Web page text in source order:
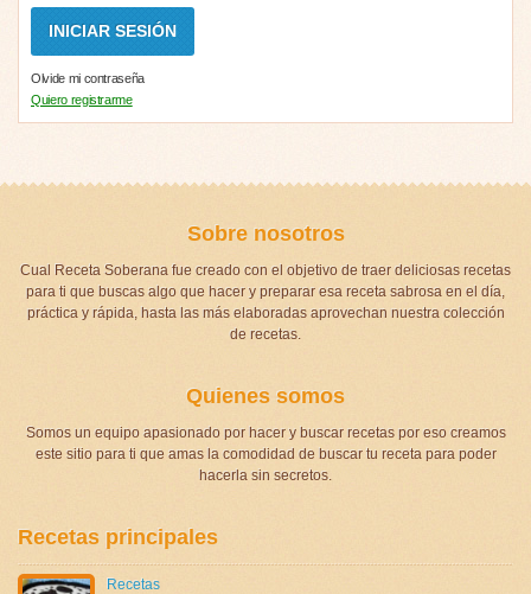
Olvide mi contraseña
Quiero registrarme
Sobre nosotros
Cual Receta Soberana fue creado con el objetivo de traer deliciosas recetas
para ti que buscas algo que hacer y preparar esa receta sabrosa en el día,
práctica y rápida, hasta las más elaboradas aprovechan nuestra colección
de recetas.
Quienes somos
Somos un equipo apasionado por hacer y buscar recetas por eso creamos
este sitio para ti que amas la comodidad de buscar tu receta para poder
hacerla sin secretos.
Recetas principales
Recetas